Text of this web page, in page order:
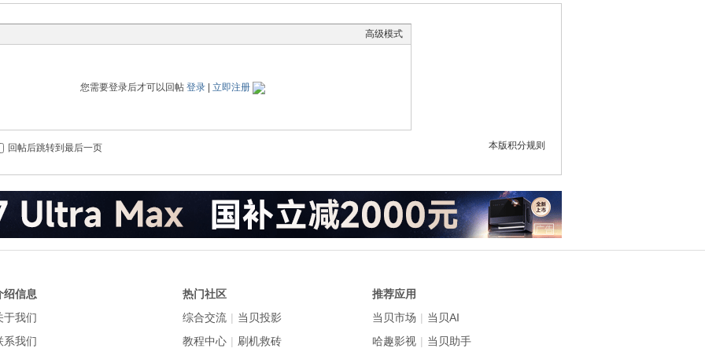
高级模式
您需要登录后才可以回帖 登录 立即注册
本版积分规则
回帖后跳转到最后一页
推荐应用
当贝市场 | 当贝AI
哈趣影视 | 当贝助手
热门社区
综合交流 | 当贝投影
教程中心 | 刷机救砖
绍信息
于我们
系我们